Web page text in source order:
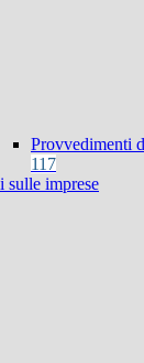
Provvedimenti
117
sulle imprese